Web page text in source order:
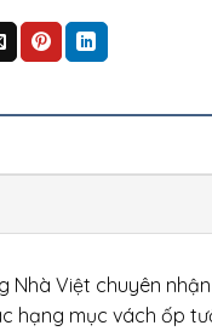
Nhà Việt chuyên
hạng mục vách ốp